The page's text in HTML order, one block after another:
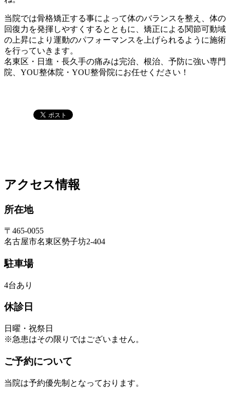
当院では骨格矯正する事によって体のバランスを整え、体の
回復力を発揮しやすくするとともに、矯正による関節可動域
の上昇により運動のパフォーマンスを上げられるように施術
を行っていきます。
名東区・日進・長久手の痛みは完治、根治、予防に強い専門
院、YOU整体院・YOU整骨院にお任せください！
アクセス情報
所在地
〒465-0055
名古屋市名東区勢子坊2-404
駐車場
4台あり
休診日
日曜・祝祭日
※急患はその限りではございません。
ご予約について
当院は予約優先制となっております。